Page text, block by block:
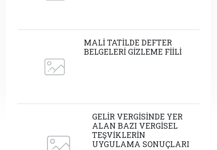
MALİ TATİLDE DEFTER
BELGELERİ GİZLEME FİİLİ
GELİR VERGİSİNDE YER
ALAN BAZI VERGİSEL
TEŞVİKLERİN
UYGULAMA SONUÇLARI